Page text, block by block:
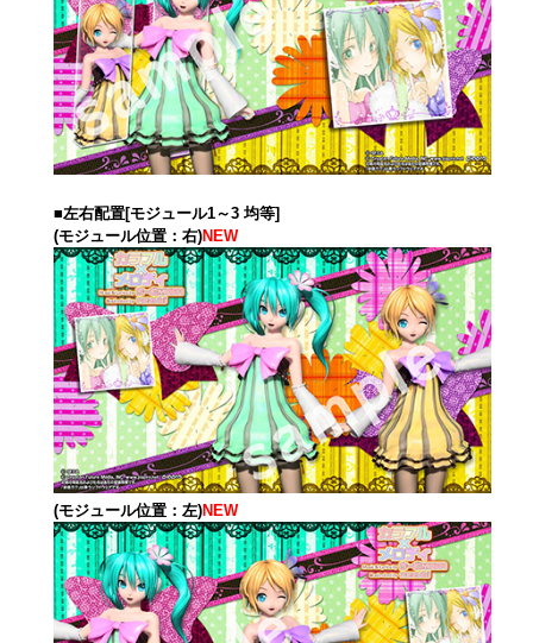
■左右配置[モジュール1～3 均等]
(モジュール位置：右)NEW
(モジュール位置：左)NEW